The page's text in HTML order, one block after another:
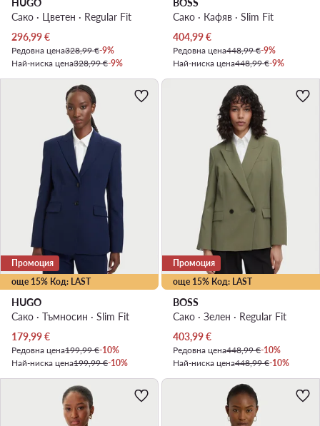
HUGO
Сако · Цветен · Regular Fit
Актуална цена
296,99€
Редовна цена328,99 €-9%
Най-ниска цена328,99 €-9%
BOSS
Сако · Кафяв · Slim Fit
Актуална цена
404,99€
Редовна цена448,99 €-9%
Най-ниска цена448,99 €-9%
още 15% Код: LAST
Промоция
HUGO
Сако · Тъмносин · Slim Fit
Актуална цена
179,99€
Редовна цена199,99 €-10%
Най-ниска цена199,99 €-10%
още 15% Код: LAST
Промоция
BOSS
Сако · Зелен · Regular Fit
Актуална цена
403,99€
Редовна цена448,99 €-10%
Най-ниска цена448,99 €-10%